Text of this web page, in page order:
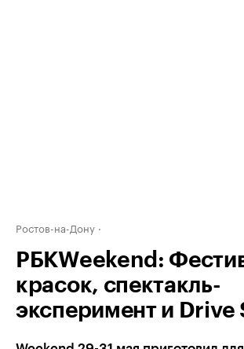
Ростов-на-Дону
РБКWeekend:
красок, спектакль-
эксперимент и Drive